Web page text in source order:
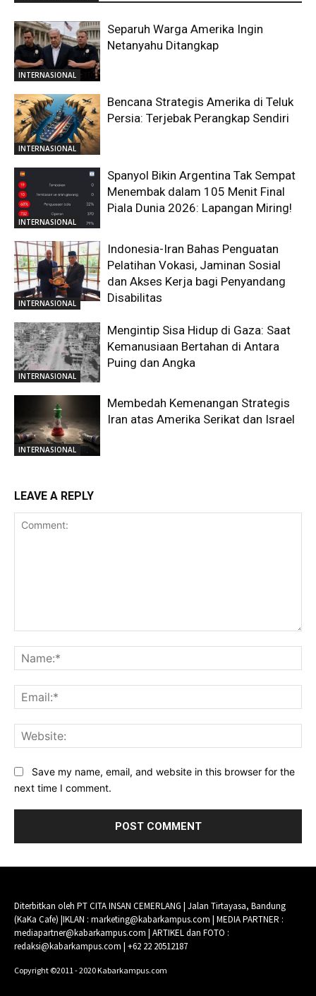
INTERNASIONAL
Separuh Warga Amerika Ingin
Netanyahu Ditangkap
INTERNASIONAL
Bencana Strategis Amerika di Teluk
Persia: Terjebak Perangkap Sendiri
INTERNASIONAL
Spanyol Bikin Argentina Tak Sempat
Menembak dalam 105 Menit Final
Piala Dunia 2026: Lapangan Miring!
INTERNASIONAL
Indonesia-Iran Bahas Penguatan
Pelatihan Vokasi, Jaminan Sosial
dan Akses Kerja bagi Penyandang
Disabilitas
INTERNASIONAL
Mengintip Sisa Hidup di Gaza: Saat
Kemanusiaan Bertahan di Antara
Puing dan Angka
INTERNASIONAL
Membedah Kemenangan Strategis
Iran atas Amerika Serikat dan Israel
LEAVE A REPLY
Save my name, email, and website in this browser for the
next time I comment.
Diterbitkan oleh PT CITA INSAN CEMERLANG | Jalan Tirtayasa, Bandung
(KaKa Cafe) |IKLAN : marketing@kabarkampus.com | MEDIA PARTNER :
mediapartner@kabarkampus.com | ARTIKEL dan FOTO :
redaksi@kabarkampus.com | +62 22 20512187
Copyright ©2011 - 2020 Kabarkampus.com